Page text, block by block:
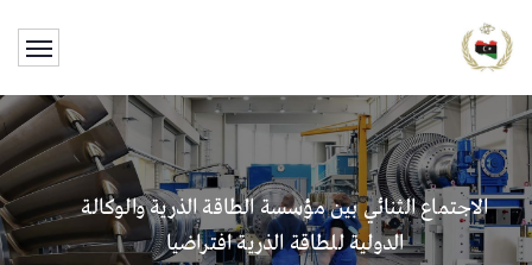
الاجتماع الثنائي بين مؤسسة الطاقة الذرية والوكالة
الدولية للطاقة الذرية افتراضيا